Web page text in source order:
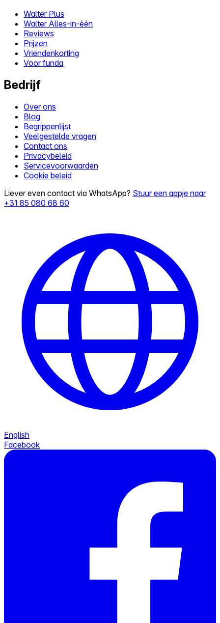
Walter Plus
Walter Alles-in-één
Reviews
Prijzen
Vriendenkorting
Voor funda
Bedrijf
Over ons
Blog
Begrippenlijst
Veelgestelde vragen
Contact ons
Privacybeleid
Servicevoorwaarden
Cookie beleid
Liever even contact via WhatsApp? Stuur een appje naar
+31 85 080 68 60
English
Facebook